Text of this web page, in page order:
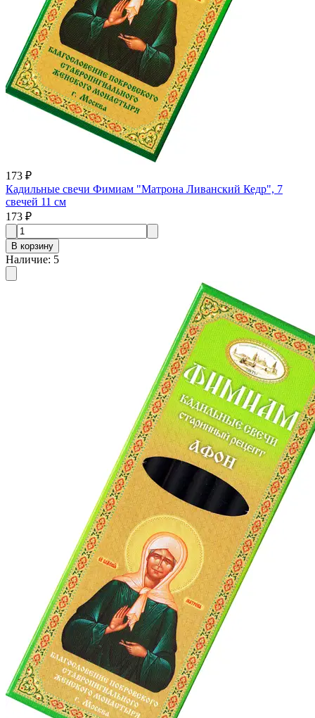
173 ₽
Кадильные свечи Фимиам "Матрона Ливанский Кедр", 7
свечей 11 см
173 ₽
В корзину
Наличие: 5